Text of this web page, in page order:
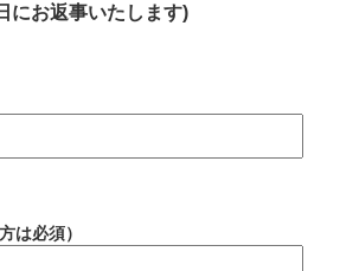
にお返事いたします)
は必須）